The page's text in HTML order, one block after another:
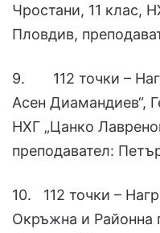
Чростани, 11 клас,
Пловдив,
9. 112 точки –
Асен Диамандиев“,
НХГ „Цанко
преподавател:
10. 112 точки –
Окръжна и Районна